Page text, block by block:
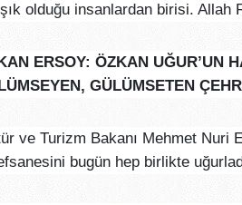
olduğu insanlardan birisi.
ERSOY: ÖZKAN UĞUR’UN
GÜLÜMSETEN
ve Turizm Bakanı Mehmet Nuri
bugün hep birlikte